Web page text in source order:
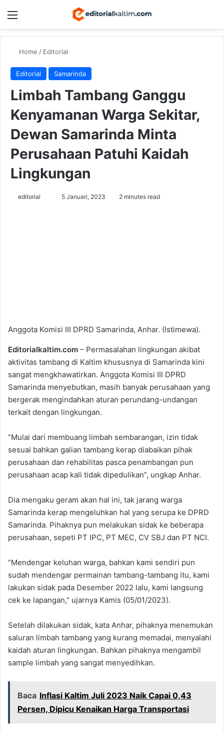
Menu
Home / Editorial
Editorial Samarinda
Limbah Tambang Ganggu
Kenyamanan Warga Sekitar,
Dewan Samarinda Minta
Perusahaan Patuhi Kaidah
Lingkungan
editorial 5 Januari, 2023 2 minutes read
Anggota Komisi III DPRD Samarinda, Anhar. (Istimewa).
Editorialkaltim.com – Permasalahan lingkungan akibat
aktivitas tambang di Kaltim khususnya di Samarinda kini
sangat mengkhawatirkan. Anggota Komisi III DPRD
Samarinda menyebutkan, masih banyak perusahaan yang
bergerak mengindahkan aturan perundang-undangan
terkait dengan lingkungan.
“Mulai dari membuang limbah sembarangan, izin tidak
sesuai bahkan galian tambang kerap diabaikan pihak
perusahaan dan rehabilitas pasca penambangan pun
perusahaan acap kali tidak dipedulikan”, ungkap Anhar.
Dia mengaku geram akan hal ini, tak jarang warga
Samarinda kerap mengeluhkan hal yang serupa ke DPRD
Samarinda. Pihaknya pun melakukan sidak ke beberapa
perusahaan, sepeti PT IPC, PT MEC, CV SBJ dan PT NCI.
“Mendengar keluhan warga, bahkan kami sendiri pun
sudah mendengar permainan tambang-tambang itu, kami
lakukan sidak pada Desember 2022 lalu, kami langsung
cek ke lapangan,” ujarnya Kamis (05/01/2023).
Setelah dilakukan sidak, kata Anhar, pihaknya menemukan
saluran limbah tambang yang kurang memadai, menyalahi
kaidah aturan lingkungan. Bahkan pihaknya mengambil
sample limbah yang sangat menyedihkan.
Baca Inflasi Kaltim Juli 2023 Naik Capai 0,43
Persen, Dipicu Kenaikan Harga Transportasi